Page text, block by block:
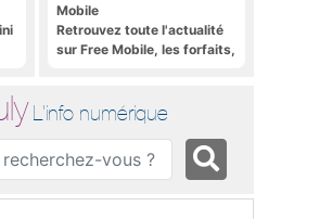
Mobile
Retrouvez toute l'actualité
sur Free Mobile, les forfaits,
bien plus encore
L'info numérique